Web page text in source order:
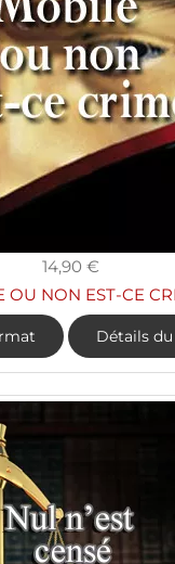
14,90 €
OU NON EST-CE
Détails